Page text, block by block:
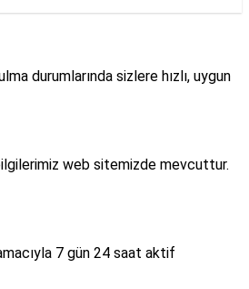
durumlarında sizlere hızlı, uygun
web sitemizde mevcuttur.
7 gün 24 saat aktif